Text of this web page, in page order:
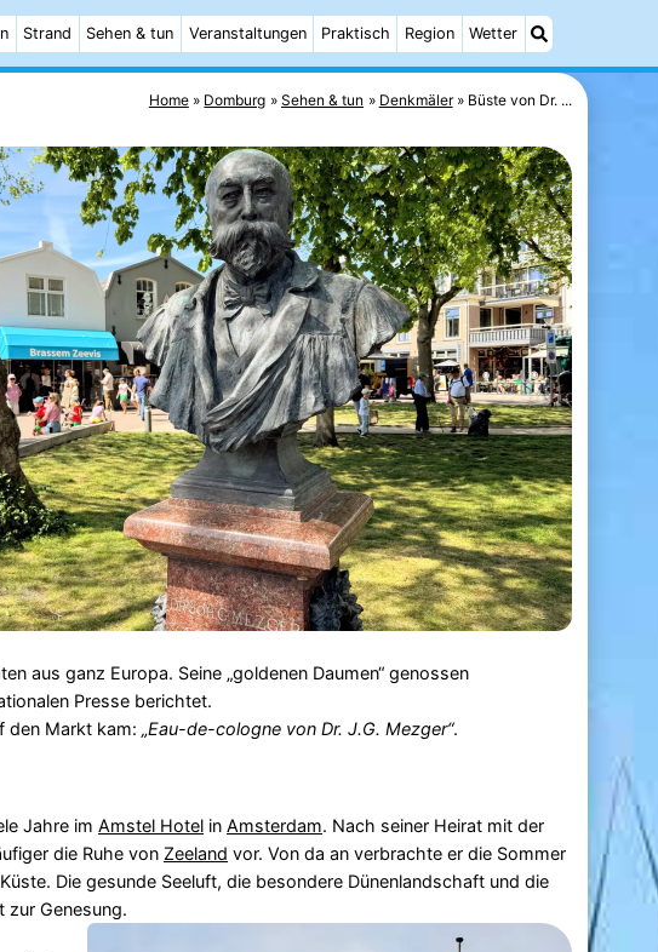
Strand Sehen & tun Veranstaltungen Praktisch Region Wetter
Home Domburg Sehen & tun Denkmäler Büste von Dr. ...
aus ganz Europa. Seine „goldenen Daumen“ genossen
Presse berichtet.
den Markt kam: „Eau-de-cologne von Dr. J.G. Mezger“.
Jahre im Amstel Hotelin Amsterdam. Nach seiner Heirat mit der
die Ruhe von Zeeland vor. Von da an verbrachte er die Sommer
Die gesunde Seeluft, die besondere Dünenlandschaft und die
zur Genesung.